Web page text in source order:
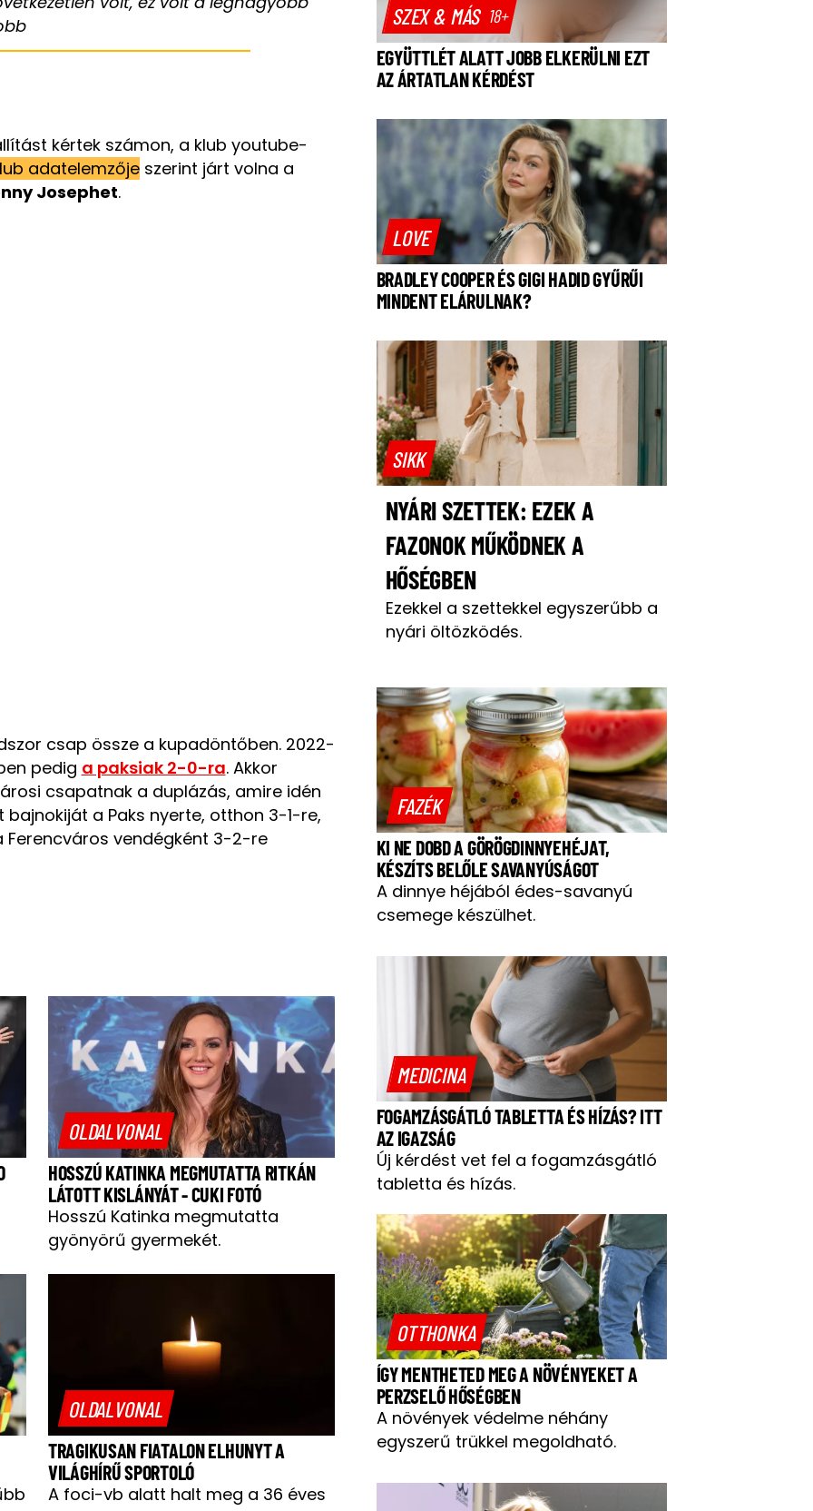
kértek számon, a klub youtube-
adatelemzőjeszerint járt volna a
Josephet.
csap össze a kupadöntőben. 2022-
pedig a paksiak 2-0-ra. Akkor
csapatnak a duplázás, amire idén
bajnokiját a Paks nyerte, otthon 3-1-re,
vendégként 3-2-re
OLDALVONAL
HOSSZÚ KATINKA MEGMUTATTA RITKÁN
LÁTOTT KISLÁNYÁT - CUKI FOTÓ
Hosszú Katinka megmutatta
gyönyörű gyermekét.
OLDALVONAL
TRAGIKUSAN FIATALON ELHUNYT A
VILÁGHÍRŰ SPORTOLÓ
A foci-vb alatt halt meg a 36 éves
SZEX & MÁS 18+
EGYÜTTLÉT ALATT JOBB ELKERÜLNI EZT
AZ ÁRTATLAN KÉRDÉST
LOVE
BRADLEY COOPER ÉS GIGI HADID GYŰRŰI
MINDENT ELÁRULNAK?
SIKK
NYÁRI SZETTEK: EZEK A
FAZONOK MŰKÖDNEK A
HŐSÉGBEN
Ezekkel a szettekkel egyszerűbb a
nyári öltözködés.
FAZÉK
KI NE DOBD A GÖRÖGDINNYEHÉJAT,
KÉSZÍTS BELŐLE SAVANYÚSÁGOT
A dinnye héjából édes-savanyú
csemege készülhet.
MEDICINA
FOGAMZÁSGÁTLÓ TABLETTA ÉS HÍZÁS? ITT
AZ IGAZSÁG
Új kérdést vet fel a fogamzásgátló
tabletta és hízás.
OTTHONKA
ÍGY MENTHETED MEG A NÖVÉNYEKET A
PERZSELŐ HŐSÉGBEN
A növények védelme néhány
egyszerű trükkel megoldható.